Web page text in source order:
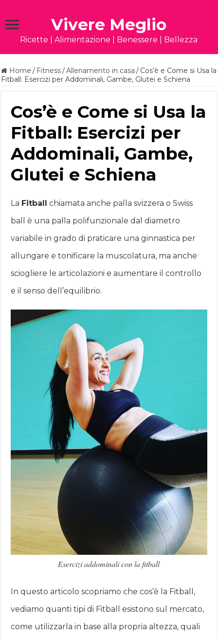
Vivere Meglio
Ricette | Alimentazione | Benessere | Bellezza
Home / Fitness/Allenamento in casa / Cos’è e Come si Usa la
Fitball: Esercizi per Addominali, Gambe, Glutei e Schiena
Cos’è e Come si Usa la
Fitball: Esercizi per
Addominali, Gambe,
Glutei e Schiena
La Fitball chiamata anche palla svizzera o Swiss
ball è una palla polifunzionale dal diametro
variabile in grado di praticare una ginnastica per
allungare e tonificare la muscolatura, ma anche
sciogliere le articolazioni e aumentare il controllo
e il senso dell’equilibrio.
Esercizi addominali con la fitball
In questo articolo scopriamo che cos’è la Fitball,
vediamo quanti tipi di Fitball esistono sul mercato,
come utilizzarla in base alla propria altezza, quali